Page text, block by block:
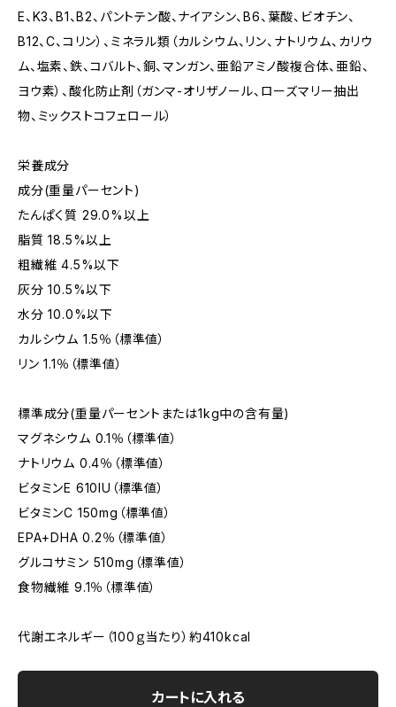
E、K3、B1、B2、パントテン酸、ナイアシン、B6、葉酸、ビオチン、
B12、C、コリン）、ミネラル類（カルシウム、リン、ナトリウム、カリウ
ム、塩素、鉄、コバルト、銅、マンガン、亜鉛アミノ酸複合体、亜鉛、
ヨウ素）、酸化防止剤（ガンマ-オリザノール、ローズマリー抽出
物、ミックストコフェロール）
栄養成分
成分(重量パーセント)
たんぱく質 29.0%以上
脂質 18.5%以上
粗繊維 4.5%以下
灰分 10.5%以下
水分 10.0%以下
カルシウム 1.5％（標準値）
リン 1.1％（標準値）
標準成分(重量パーセントまたは1kg中の含有量)
マグネシウム 0.1％（標準値）
ナトリウム 0.4％（標準値）
ビタミンE 610IU（標準値）
ビタミンC 150mg（標準値）
EPA+DHA 0.2％（標準値）
グルコサミン 510mg（標準値）
食物繊維 9.1％（標準値）
代謝エネルギー（100ｇ当たり）約410kcal
カートに入れる